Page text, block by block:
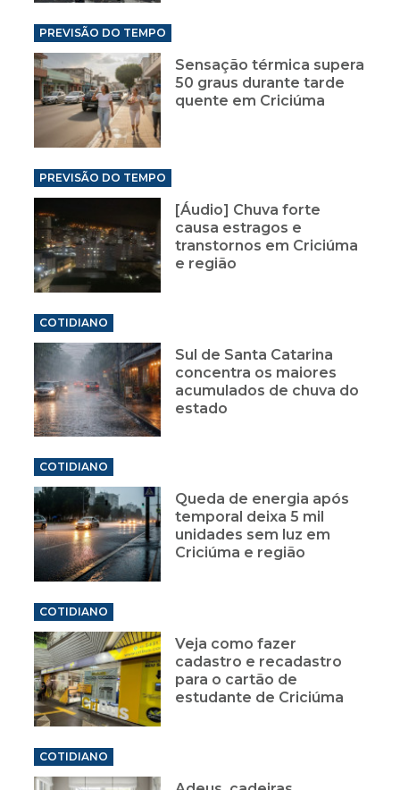
PREVISÃO DO TEMPO
Sensação térmica supera
50 graus durante tarde
quente em Criciúma
PREVISÃO DO TEMPO
[Áudio] Chuva forte
causa estragos e
transtornos em Criciúma
e região
COTIDIANO
Sul de Santa Catarina
concentra os maiores
acumulados de chuva do
estado
COTIDIANO
Queda de energia após
temporal deixa 5 mil
unidades sem luz em
Criciúma e região
COTIDIANO
Veja como fazer
cadastro e recadastro
para o cartão de
estudante de Criciúma
COTIDIANO